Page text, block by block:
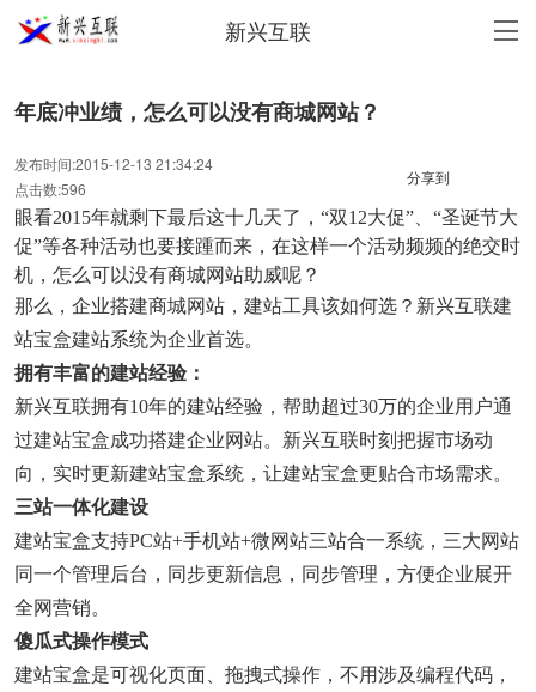
新兴互联
年底冲业绩，怎么可以没有商城网站？
发布时间:2015-12-13 21:34:24
点击数:596
分享到
眼看2015年就剩下最后这十几天了，“双12大促”、“圣诞节大
促”等各种活动也要接踵而来，在这样一个活动频频的绝交时
机，怎么可以没有商城网站助威呢？
那么，企业搭建商城网站，建站工具该如何选？新兴互联建
站宝盒建站系统为企业首选。
拥有丰富的建站经验：
新兴互联拥有10年的建站经验，帮助超过30万的企业用户通
过建站宝盒成功搭建企业网站。新兴互联时刻把握市场动
向，实时更新建站宝盒系统，让建站宝盒更贴合市场需求。
三站一体化建设
建站宝盒支持PC站+手机站+微网站三站合一系统，三大网站
同一个管理后台，同步更新信息，同步管理，方便企业展开
全网营销。
傻瓜式操作模式
建站宝盒是可视化页面、拖拽式操作，不用涉及编程代码，